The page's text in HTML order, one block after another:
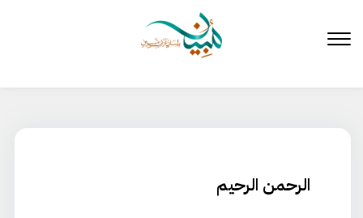
المحتوى
الرحمن الرحيم